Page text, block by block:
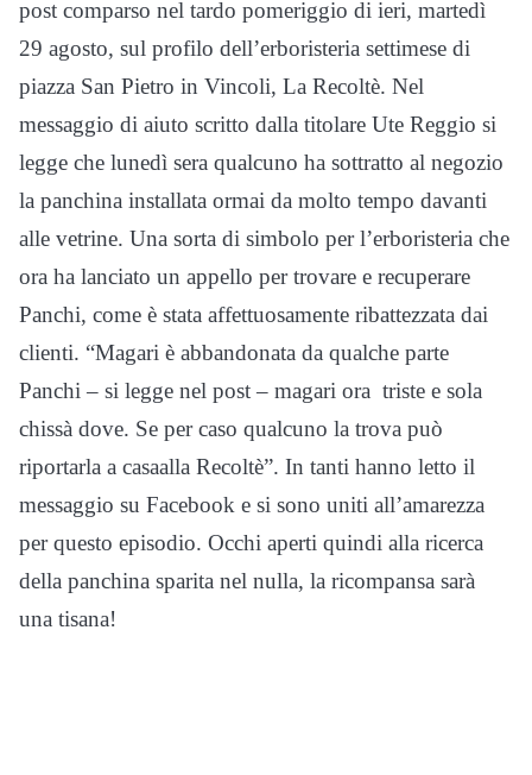
post comparso nel tardo pomeriggio di ieri, martedì
29 agosto, sul profilo dell’erboristeria settimese di
piazza San Pietro in Vincoli, La Recoltè. Nel
messaggio di aiuto scritto dalla titolare Ute Reggio si
legge che lunedì sera qualcuno ha sottratto al negozio
la panchina installata ormai da molto tempo davanti
alle vetrine. Una sorta di simbolo per l’erboristeria che
ora ha lanciato un appello per trovare e recuperare
Panchi, come è stata affettuosamente ribattezzata dai
clienti. “Magari è abbandonata da qualche parte
Panchi – si legge nel post – magari ora triste e sola
chissà dove. Se per caso qualcuno la trova può
riportarla a casaalla Recoltè”. In tanti hanno letto il
messaggio su Facebook e si sono uniti all’amarezza
per questo episodio. Occhi aperti quindi alla ricerca
della panchina sparita nel nulla, la ricompansa sarà
una tisana!